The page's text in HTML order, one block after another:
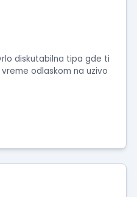
diskutabilna tipa gde ti
odlaskom na uzivo